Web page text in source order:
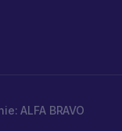
ALFA BRAVO